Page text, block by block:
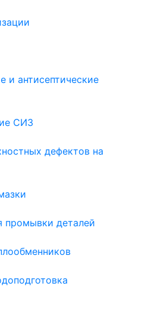
антисептические
СИЗ
дефектов на
промывки деталей